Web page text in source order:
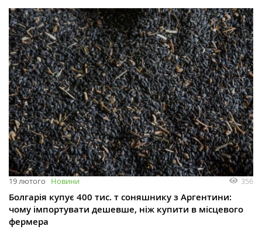
19 лютого Новини 356
Болгарія купує 400 тис. т соняшнику з Аргентини:
чому імпортувати дешевше, ніж купити в місцевого
фермера